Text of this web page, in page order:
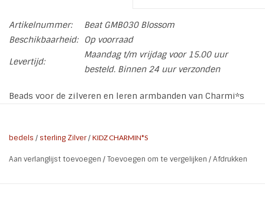
Artikelnummer:
Beat GMB030 Blossom
Beschikbaarheid:
Op voorraad
Levertijd:
Maandag t/m vrijdag voor 15.00 uur
besteld. Binnen 24 uur verzonden
Beads voor de zilveren en leren armbanden van Charmi*s
bedels /sterling Zilver/ KIDZ CHARMIN*S
Aan verlanglijst toevoegen /Toevoegen om te vergelijken /Afdrukken